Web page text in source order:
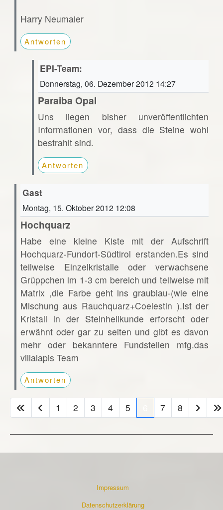
Harry Neumaier
Antworten
EPI-Team:
Donnerstag, 06. Dezember 2012 14:27
Paraiba Opal
Uns liegen bisher unveröffentlichten
Informationen vor, dass die Steine wohl
bestrahlt sind.
Antworten
Gast
Montag, 15. Oktober 2012 12:08
Hochquarz
Habe eine kleine Kiste mit der Aufschrift
Hochquarz-Fundort-Südtirol erstanden.Es sind
teilweise Einzelkristalle oder verwachsene
Grüppchen im 1-3 cm bereich und teilweise mit
Matrix ,die Farbe geht ins graublau-(wie eine
Mischung aus Rauchquarz+Coelestin ).Ist der
Kristall in der Steinheilkunde erforscht oder
erwähnt oder gar zu selten und gibt es davon
mehr oder bekanntere Fundstellen mfg.das
villalapis Team
Antworten
1 2 3 4 5 7 8
Impressum
Datenschutzerklärung